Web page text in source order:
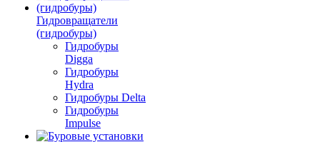
Гидровращатели
(гидробуры)
Гидробуры
Digga
Гидробуры
Hydra
Гидробуры Delta
Гидробуры
Impulse